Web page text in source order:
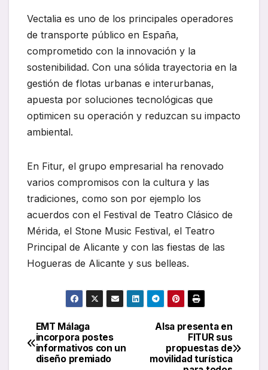
Vectalia es uno de los principales operadores
de transporte público en España,
comprometido con la innovación y la
sostenibilidad. Con una sólida trayectoria en la
gestión de flotas urbanas e interurbanas,
apuesta por soluciones tecnológicas que
optimicen su operación y reduzcan su impacto
ambiental.
En Fitur, el grupo empresarial ha renovado
varios compromisos con la cultura y las
tradiciones, como son por ejemplo los
acuerdos con el Festival de Teatro Clásico de
Mérida, el Stone Music Festival, el Teatro
Principal de Alicante y con las fiestas de las
Hogueras de Alicante y sus belleas.
Navegación
de
Alsa presenta en
FITUR sus
propuestas de
movilidad turística
EMT Málaga
incorpora postes
informativos con un
diseño premiado